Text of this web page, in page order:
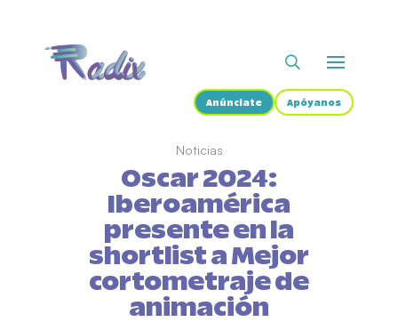
Anúnciate Apóyanos
Noticias
Oscar 2024:
Iberoamérica
presente en la
shortlist a Mejor
cortometraje de
animación